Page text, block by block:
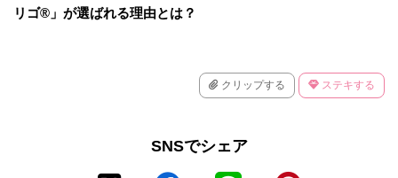
リゴ®」が選ばれる理由とは？
クリップする ステキする
SNSでシェア